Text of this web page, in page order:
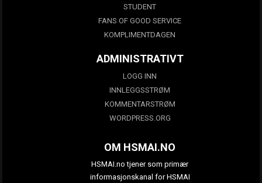
STUDENT
FANS OF GOOD SERVICE
KOMPLIMENTDAGEN
ADMINISTRATIVT
LOGG INN
INNLEGGSSTRØM
KOMMENTARSTRØM
WORDPRESS.ORG
OM HSMAI.NO
HSMAI.no tjener som primær
informasjonskanal for HSMAI